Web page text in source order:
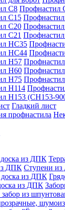
Профнастил
Гладкий лист
Ступени
забор из